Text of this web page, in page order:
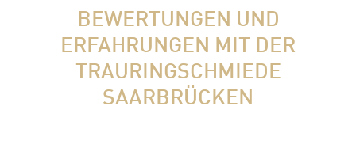
BEWERTUNGEN UND
ERFAHRUNGEN MIT DER
TRAURINGSCHMIEDE
SAARBRÜCKEN